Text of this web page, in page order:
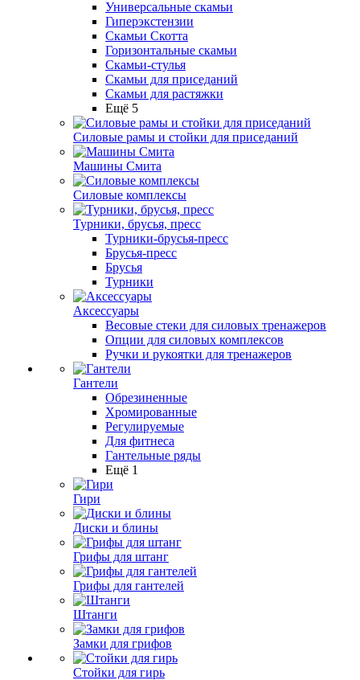
Универсальные скамьи
Гиперэкстензии
Скамьи Скотта
Горизонтальные скамьи
Скамьи-стулья
Скамьи для приседаний
Скамьи для растяжки
Ещё 5
Силовые рамы и стойки для приседаний
Машины Смита
Силовые комплексы
Турники, брусья, пресс
Турники-брусья-пресс
Брусья-пресс
Брусья
Турники
Аксессуары
Весовые стеки для силовых тренажеров
Опции для силовых комплексов
Ручки и рукоятки для тренажеров
Гантели
Обрезиненные
Хромированные
Регулируемые
Для фитнеса
Гантельные ряды
Ещё 1
Гири
Диски и блины
Грифы для штанг
Грифы для гантелей
Штанги
Замки для грифов
Стойки для гирь